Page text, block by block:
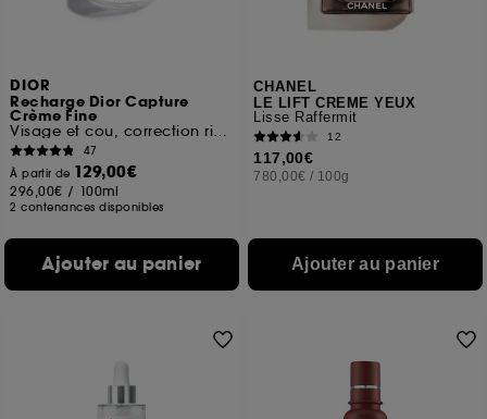
DIOR
Recharge Dior Capture
Crème Fine
Visage et cou, correction rides et fermeté
47
À partir de 129,00€
296,00€ / 100ml
2 contenances disponibles
Ajouter au panier
CHANEL
LE LIFT CREME YEUX
Lisse Raffermit
12
117,00€
780,00€ / 100g
Ajouter au panier